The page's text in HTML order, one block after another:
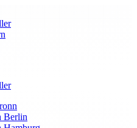
Berlin